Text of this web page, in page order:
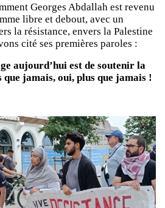
Georges Abdallah est revenu
libre et debout, avec un
la résistance, envers la Palestine
cité ses premières paroles :
aujourd’hui est de soutenir la
que jamais, oui, plus que jamais !